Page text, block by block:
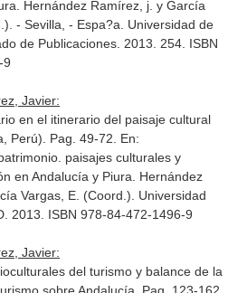
Hernández Ramírez, j. y García
. - Sevilla, - Espa?a. Universidad de
de Publicaciones. 2013. 254. ISBN
9
Javier:
en el itinerario del paisaje cultural
Perú). Pag. 49-72. En:
paisajes culturales y
en Andalucía y Piura. Hernández
Vargas, E. (Coord.) . Universidad
2013. ISBN 978-84-472-1496-9
Javier:
del turismo y balance de la